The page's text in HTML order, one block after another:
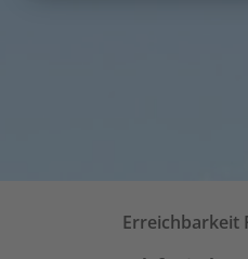
Erreichbarkeit